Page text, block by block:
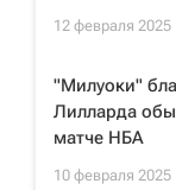
12 февраля 2025
"Милуоки"
Лилларда
матче НБА
10 февраля 2025